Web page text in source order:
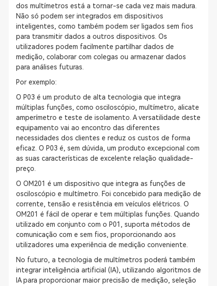
dos multímetros está a tornar-se cada vez mais madura.
Não só podem ser integrados em dispositivos
inteligentes, como também podem ser ligados sem fios
para transmitir dados a outros dispositivos. Os
utilizadores podem facilmente partilhar dados de
medição, colaborar com colegas ou armazenar dados
para análises futuras.
Por exemplo:
O P03 é um produto de alta tecnologia que integra
múltiplas funções, como osciloscópio, multímetro, alicate
amperímetro e teste de isolamento. A versatilidade deste
equipamento vai ao encontro das diferentes
necessidades dos clientes e reduz os custos de forma
eficaz. O P03 é, sem dúvida, um produto excepcional com
as suas características de excelente relação qualidade-
preço.
O OM201 é um dispositivo que integra as funções de
osciloscópio e multímetro. Foi concebido para medição de
corrente, tensão e resistência em veículos elétricos. O
OM201 é fácil de operar e tem múltiplas funções. Quando
utilizado em conjunto com o P01, suporta métodos de
comunicação com e sem fios, proporcionando aos
utilizadores uma experiência de medição conveniente.
No futuro, a tecnologia de multímetros poderá também
integrar inteligência artificial (IA), utilizando algoritmos de
IA para proporcionar maior precisão de medição, seleção